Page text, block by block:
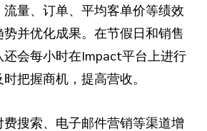
量、订单、平均客单价等绩效
并优化成果。在节假日和销售
会每小时在Impact平台上进行
把握商机，提高营收。
搜索、电子邮件营销等渠道增